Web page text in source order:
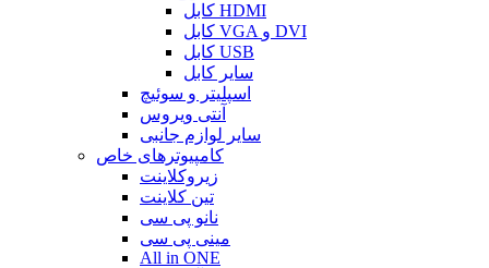
کابل HDMI
کابل VGA و DVI
کابل USB
سایر کابل
اسپلیتر و سوئیچ
آنتی ویروس
سایر لوازم جانبی
کامپیوترهای خاص
زیروکلاینت
تین کلاینت
نانو پی سی
مینی پی سی
All in ONE